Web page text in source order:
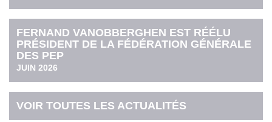
FERNAND VANOBBERGHEN EST RÉÉLU
PRÉSIDENT DE LA FÉDÉRATION GÉNÉRALE
DES PEP
JUIN 2026
VOIR TOUTES LES ACTUALITÉS